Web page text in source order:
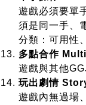
遊戲必須要單
須是同一手、
分類：可用性
多點合作
遊戲與其他
玩出劇情
遊戲內無過場